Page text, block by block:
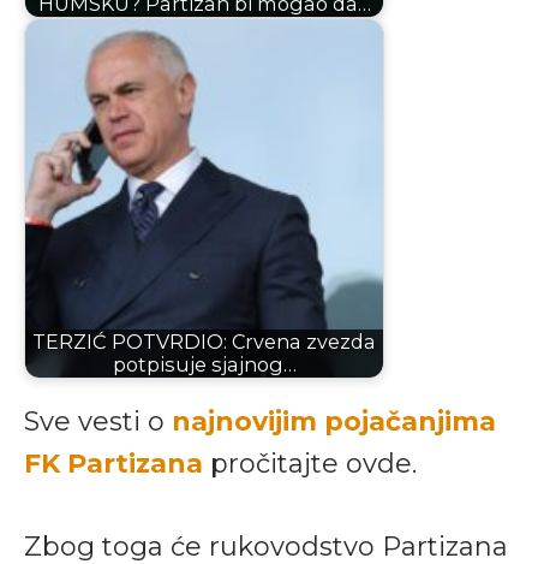
TERZIĆ POTVRDIO: Crvena zvezda
potpisuje sjajnog…
Sve vesti o najnovijim pojačanjima
FK Partizana pročitajte ovde.
Zbog toga će rukovodstvo Partizana